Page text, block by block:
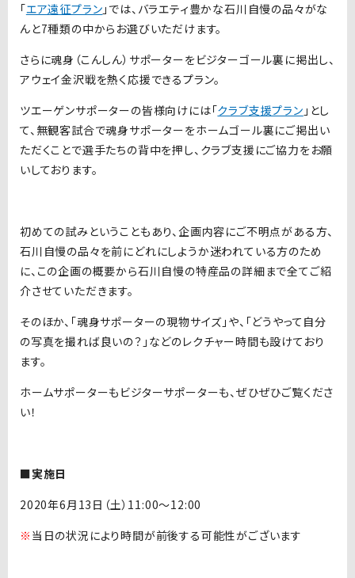
「エア遠征プラン 」では、バラエティ豊かな石川自慢の品々がな
んと7種類の中からお選びいただけます。
さらに魂身（こんしん）サポーターをビジターゴール裏に掲出し、
アウェイ金沢戦を熱く応援できるプラン。
ツエーゲンサポーターの皆様向けには「クラブ支援プラン 」とし
て、無観客試合で魂身サポーターをホームゴール裏にご掲出い
ただくことで選手たちの背中を押し、クラブ支援にご協力をお願
いしております。
初めての試みということもあり、企画内容にご不明点がある方、
石川自慢の品々を前にどれにしようか迷われている方のため
に、この企画の概要から石川自慢の特産品の詳細まで全てご紹
介させていただきます。
そのほか、「魂身サポーターの現物サイズ」や、「どうやって自分
の写真を撮れば良いの？」などのレクチャー時間も設けており
ます。
ホームサポーターもビジターサポーターも、ぜひぜひご覧くださ
い！
■実施日
2020年6月13日（土）11:00〜12:00
※ 当日の状況により時間が前後する可能性がございます